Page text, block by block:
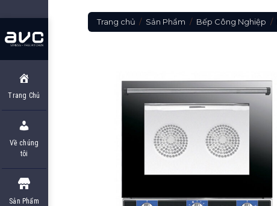
to
content
Trang Chủ
Về chúng
tôi
Sản Phẩm
Trang chủ / Sản Phẩm / Bếp Công Nghiệp /